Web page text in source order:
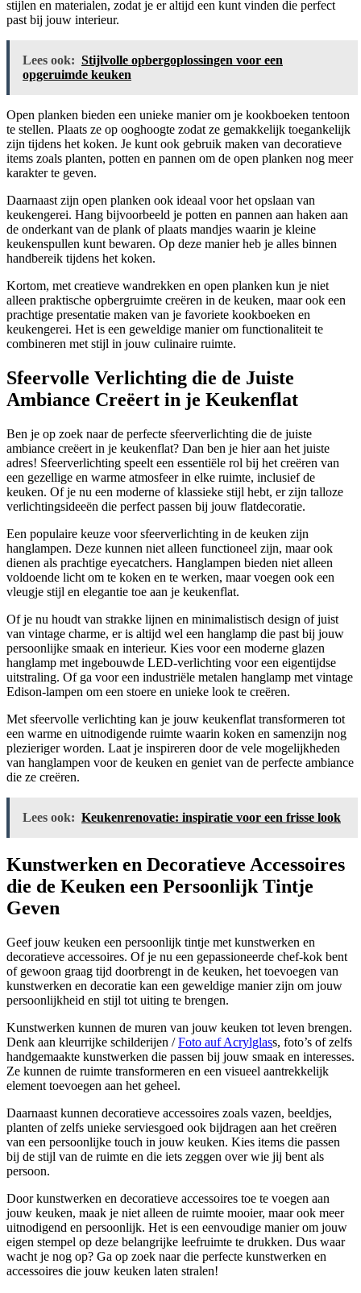
stijlen en materialen, zodat je er altijd een kunt vinden die perfect
past bij jouw interieur.
Lees ook: Stijlvolle opbergoplossingen voor een
opgeruimde keuken
Open planken bieden een unieke manier om je kookboeken tentoon
te stellen. Plaats ze op ooghoogte zodat ze gemakkelijk toegankelijk
zijn tijdens het koken. Je kunt ook gebruik maken van decoratieve
items zoals planten, potten en pannen om de open planken nog meer
karakter te geven.
Daarnaast zijn open planken ook ideaal voor het opslaan van
keukengerei. Hang bijvoorbeeld je potten en pannen aan haken aan
de onderkant van de plank of plaats mandjes waarin je kleine
keukenspullen kunt bewaren. Op deze manier heb je alles binnen
handbereik tijdens het koken.
Kortom, met creatieve wandrekken en open planken kun je niet
alleen praktische opbergruimte creëren in de keuken, maar ook een
prachtige presentatie maken van je favoriete kookboeken en
keukengerei. Het is een geweldige manier om functionaliteit te
combineren met stijl in jouw culinaire ruimte.
Sfeervolle Verlichting die de Juiste
Ambiance Creëert in je Keukenflat
Ben je op zoek naar de perfecte sfeerverlichting die de juiste
ambiance creëert in je keukenflat? Dan ben je hier aan het juiste
adres! Sfeerverlichting speelt een essentiële rol bij het creëren van
een gezellige en warme atmosfeer in elke ruimte, inclusief de
keuken. Of je nu een moderne of klassieke stijl hebt, er zijn talloze
verlichtingsideeën die perfect passen bij jouw flatdecoratie.
Een populaire keuze voor sfeerverlichting in de keuken zijn
hanglampen. Deze kunnen niet alleen functioneel zijn, maar ook
dienen als prachtige eyecatchers. Hanglampen bieden niet alleen
voldoende licht om te koken en te werken, maar voegen ook een
vleugje stijl en elegantie toe aan je keukenflat.
Of je nu houdt van strakke lijnen en minimalistisch design of juist
van vintage charme, er is altijd wel een hanglamp die past bij jouw
persoonlijke smaak en interieur. Kies voor een moderne glazen
hanglamp met ingebouwde LED-verlichting voor een eigentijdse
uitstraling. Of ga voor een industriële metalen hanglamp met vintage
Edison-lampen om een stoere en unieke look te creëren.
Met sfeervolle verlichting kan je jouw keukenflat transformeren tot
een warme en uitnodigende ruimte waarin koken en samenzijn nog
plezieriger worden. Laat je inspireren door de vele mogelijkheden
van hanglampen voor de keuken en geniet van de perfecte ambiance
die ze creëren.
Lees ook: Keukenrenovatie: inspiratie voor een frisse look
Kunstwerken en Decoratieve Accessoires
die de Keuken een Persoonlijk Tintje
Geven
Geef jouw keuken een persoonlijk tintje met kunstwerken en
decoratieve accessoires. Of je nu een gepassioneerde chef-kok bent
of gewoon graag tijd doorbrengt in de keuken, het toevoegen van
kunstwerken en decoratie kan een geweldige manier zijn om jouw
persoonlijkheid en stijl tot uiting te brengen.
Kunstwerken kunnen de muren van jouw keuken tot leven brengen.
Denk aan kleurrijke schilderijen /Foto auf Acrylglass, foto’s of zelfs
handgemaakte kunstwerken die passen bij jouw smaak en interesses.
Ze kunnen de ruimte transformeren en een visueel aantrekkelijk
element toevoegen aan het geheel.
Daarnaast kunnen decoratieve accessoires zoals vazen, beeldjes,
planten of zelfs unieke serviesgoed ook bijdragen aan het creëren
van een persoonlijke touch in jouw keuken. Kies items die passen
bij de stijl van de ruimte en die iets zeggen over wie jij bent als
persoon.
Door kunstwerken en decoratieve accessoires toe te voegen aan
jouw keuken, maak je niet alleen de ruimte mooier, maar ook meer
uitnodigend en persoonlijk. Het is een eenvoudige manier om jouw
eigen stempel op deze belangrijke leefruimte te drukken. Dus waar
wacht je nog op? Ga op zoek naar die perfecte kunstwerken en
accessoires die jouw keuken laten stralen!